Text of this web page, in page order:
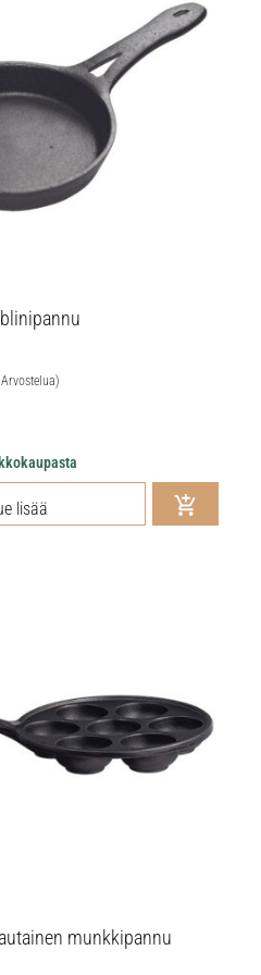
lisää
munkkipannu